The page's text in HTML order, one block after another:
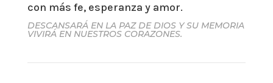
con más fe, esperanza y amor.
DESCANSARÁ EN LA PAZ DE DIOS Y SU MEMORIA
VIVIRÁ EN NUESTROS CORAZONES.